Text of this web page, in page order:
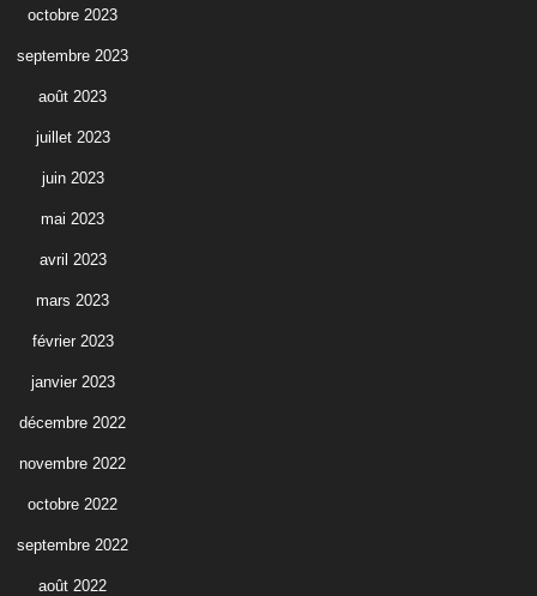
octobre 2023
septembre 2023
août 2023
juillet 2023
juin 2023
mai 2023
avril 2023
mars 2023
février 2023
janvier 2023
décembre 2022
novembre 2022
octobre 2022
septembre 2022
août 2022